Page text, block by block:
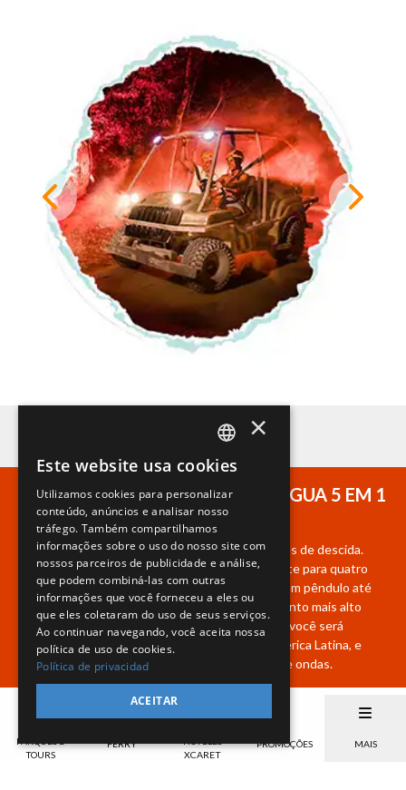
TOBOGANXOTE: UM SLIDE DE ÁGUA 5 EM 1
ÚNICO NO MUNDO
O Toboganxote combina quatro tipos diferentes de descida.
Você começará a 41 metros de altura em um bote para quatro
pessoas, entrará na esfera, movendo-se como um pêndulo até
atingir a saída em direção à onda e alcançar o ponto mais alto
antes de descer para o redemoinho. Após girar, você será
lançado no vortex de 22 metros, o maior da América Latina, e
deslizará em zigue-zague até chegar à piscina de ondas.
PARQUES E
TOURS
FERRY
XCARET
PROMOÇÕES MAIS
SPANISH
×
Este website usa cookies
Utilizamos cookies para personalizar
conteúdo, anúncios e analisar nosso
tráfego. Também compartilhamos
informações sobre o uso do nosso site com
nossos parceiros de publicidade e análise,
que podem combiná-las com outras
informações que você forneceu a eles ou
que eles coletaram do uso de seus serviços.
Ao continuar navegando, você aceita nossa
política de uso de cookies.
Política de privacidad
ACEITAR